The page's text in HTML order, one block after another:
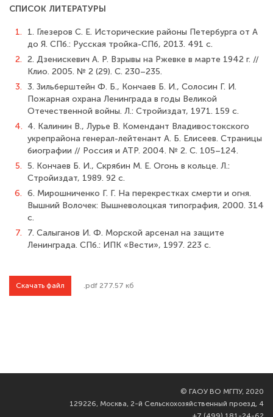
СПИСОК ЛИТЕРАТУРЫ
1.
1. Глезеров С. Е. Исторические районы Петербурга от А
до Я. СПб.: Русская тройка-СПб, 2013. 491 с.
2. 2. Дзенискевич А. Р. Взрывы на Ржевке в марте 1942 г. //
Клио. 2005. № 2 (29). С. 230–235.
3. 3. Зильберштейн Ф. Б., Кончаев Б. И., Солосин Г. И.
Пожарная охрана Ленинграда в годы Великой
Отечественной войны. Л.: Стройиздат, 1971. 159 с.
4. 4. Калинин В., Лурье В. Комендант Владивостокского
укрепрайона генерал-лейтенант А. Б. Елисеев. Страницы
биографии // Россия и АТР. 2004. № 2. С. 105–124.
5. 5. Кончаев Б. И., Скрябин М. Е. Огонь в кольце. Л.:
Стройиздат, 1989. 92 с.
6. 6. Мирошниченко Г. Г. На перекрестках смерти и огня.
Вышний Волочек: Вышневолоцкая типография, 2000. 314
с.
7.
7. Салыганов И. Ф. Морской арсенал на защите
Ленинграда. СПб.: ИПК «Вести», 1997. 223 с.
Скачать файл .pdf 277.57 кб
© ГАОУ ВО МГПУ, 2020
129226, Москва, 2-й Сельскохозяйственный проезд, 4